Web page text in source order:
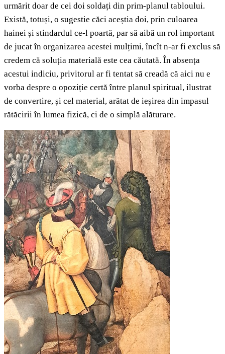
urmărit doar de cei doi soldați din prim-planul tabloului.
Există, totuși, o sugestie căci aceștia doi, prin culoarea
hainei și stindardul ce-l poartă, par să aibă un rol important
de jucat în organizarea acestei mulțimi, încît n-ar fi exclus să
credem că soluția materială este cea căutată. În absența
acestui indiciu, privitorul ar fi tentat să creadă că aici nu e
vorba despre o opoziție certă între planul spiritual, ilustrat
de convertire, și cel material, arătat de ieșirea din impasul
rătăcirii în lumea fizică, ci de o simplă alăturare.